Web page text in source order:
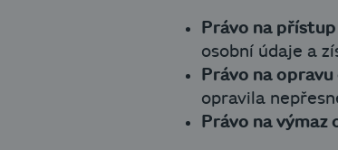
Právo na
osobní údaje a
Právo na
opravila
Právo na výmaz